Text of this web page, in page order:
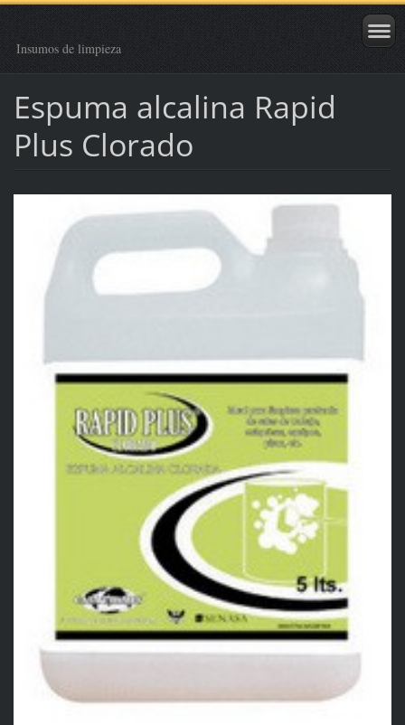
Insumos de limpieza
Espuma alcalina Rapid
Plus Clorado